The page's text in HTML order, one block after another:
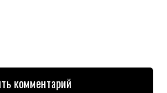
комментарий